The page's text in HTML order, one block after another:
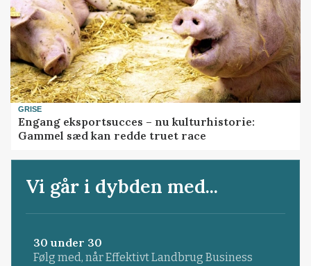
GRISE
Engang eksportsucces – nu kulturhistorie:
Gammel sæd kan redde truet race
Vi går i dybden med...
30 under 30
Følg med, når Effektivt Landbrug Business